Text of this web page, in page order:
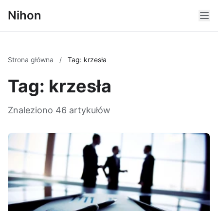
Nihon
Strona główna / Tag: krzesła
Tag: krzesła
Znaleziono 46 artykułów